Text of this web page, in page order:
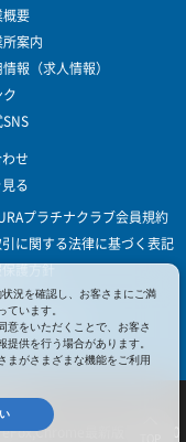
要
所案内
報（求人情報）
ク
せ
る
プラチナクラブ会員規約
に関する法律に基づく表記
護方針
良法人認定
じます。
最新版 、iOS 10
況を確認し、お客さまにご満
います。
意をいただくことで、お客さ
供を行う場合があります。
まがさまざまな機能をご利用